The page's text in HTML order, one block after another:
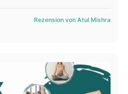
Rezension von Atul Mishra